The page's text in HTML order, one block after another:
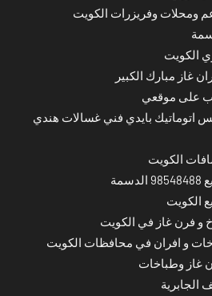
ومحلات وفريزرات الكويت
الكويت
غاز مبارك الكبير
على موقعي
اتوماتيك بايدي فني غسالات هندي
الكويت
الكويت
و فرن غاز في الكويت
و افران في محافظات الكويت
غاز وطباخات
الجابرية